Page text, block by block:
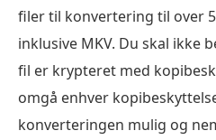
filer til konvertering til over
inklusive MKV. Du skal ikke
fil er krypteret med
omgå enhver
konverteringen mulig og